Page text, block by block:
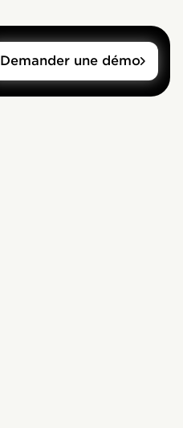
Demander une démo